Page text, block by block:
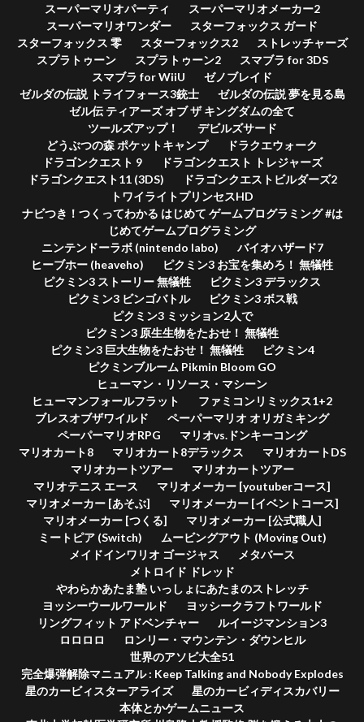
スーパーマリオパーティ
スーパーマリオメーカー2
スーパーマリオワンダー
スターフォックス ガード
スターフォックス 零
スターフォックス2
ストレッチャーズ
スプラトゥーン
スプラトゥーン2
スマブラ for 3DS
スマブラ for WiiU
ゼノブレイド
ゼルダの伝説 トライフォース3銃士
ゼルダの伝説 夢を見る島
ゼル伝 ティアーズ オブ ザ キングダムの全て
ツールズアップ！
デビルズサード
どうぶつの森 ポケットキャンプ
ドラクエウォーク
ドラゴンクエスト 9
ドラゴンクエスト トレジャーズ
ドラゴンクエスト11 (3DS)
ドラゴンクエストビルダーズ2
トワイライトプリンセスHD
ナビつき！つくってわかる はじめて ゲームプログラミング #は
じめてゲームプログラミング
ニンテンドーラボ (nintendo labo)
バイオハザード7
ヒーブホー (heaveho)
ピクミン3 お宝を集めろ！ 無犠牲
ピクミン3 ストーリー 無犠牲
ピクミン3 デラックス
ピクミン3 ビンゴバトル
ピクミン3 ボス戦
ピクミン3 ミッション2人で
ピクミン3 原生生物をたおせ！ 無犠牲
ピクミン3 巨大生物をたおせ！ 無犠牲
ピクミン4
ピクミンブルーム Pikmin Bloom GO
ヒューマン・リソース・マシーン
ヒューマンフォールフラット
ファミコンリミックス1+2
ブレスオブザワイルド
ペーパーマリオ オリガミキング
ペーパーマリオRPG
マリオvs.ドンキーコング
マリオカート8
マリオカート8デラックス
マリオカートDS
マリオカートツアー
マリオカートツアー
マリオテニス エース
マリオメーカー [youtuberコース]
マリオメーカー [あそぶ]
マリオメーカー [イベントコース]
マリオメーカー [つくる]
マリオメーカー [公式職人]
ミートピア (Switch)
ムービングアウト (Moving Out)
メイドインワリオ ゴージャス
メタバース
メトロイド ドレッド
やわらかあたま塾 いっしょにあたまのストレッチ
ヨッシーウールワールド
ヨッシークラフトワールド
リングフィット アドベンチャー
ルイージマンション3
ロロロロ
ロンリー・マウンテン・ダウンヒル
世界のアソビ大全51
完全爆弾解除マニュアル : Keep Talking and Nobody Explodes
星のカービィスターアライズ
星のカービィディスカバリー
本体とかゲームニュース